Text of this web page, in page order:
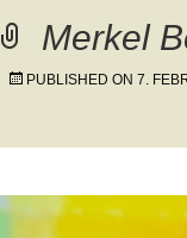
Merkel
PUBLISHED ON 7.